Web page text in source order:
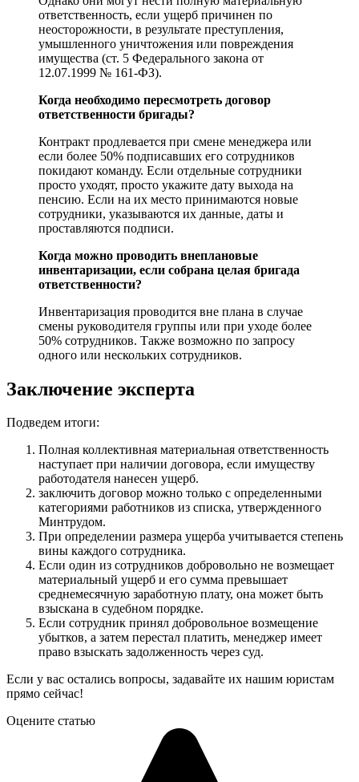
ответственность, если ущерб причинен по
неосторожности, в результате преступления,
умышленного уничтожения или повреждения
имущества (ст. 5 Федерального закона от
12.07.1999 № 161-ФЗ).
Когда необходимо пересмотреть договор
ответственности бригады?
Контракт продлевается при смене менеджера или
если более 50% подписавших его сотрудников
покидают команду. Если отдельные сотрудники
просто уходят, просто укажите дату выхода на
пенсию. Если на их место принимаются новые
сотрудники, указываются их данные, даты и
проставляются подписи.
Когда можно проводить внеплановые
инвентаризации, если собрана целая бригада
ответственности?
Инвентаризация проводится вне плана в случае
смены руководителя группы или при уходе более
50% сотрудников. Также возможно по запросу
одного или нескольких сотрудников.
Заключение эксперта
Подведем итоги:
Полная коллективная материальная ответственность
наступает при наличии договора, если имуществу
работодателя нанесен ущерб.
заключить договор можно только с определенными
категориями работников из списка, утвержденного
Минтрудом.
При определении размера ущерба учитывается степень
вины каждого сотрудника.
Если один из сотрудников добровольно не возмещает
материальный ущерб и его сумма превышает
среднемесячную заработную плату, она может быть
взыскана в судебном порядке.
Если сотрудник принял добровольное возмещение
убытков, а затем перестал платить, менеджер имеет
право взыскать задолженность через суд.
Если у вас остались вопросы, задавайте их нашим юристам
прямо сейчас!
Оцените статью